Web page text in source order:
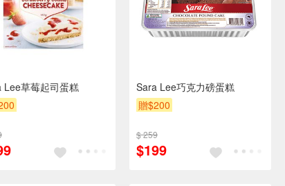
Lee草莓起司蛋糕
Sara Lee巧克力磅蛋糕
贈$200
$ 259
$199